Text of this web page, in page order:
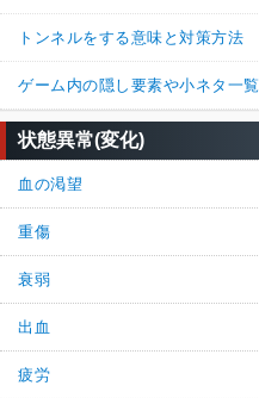
トンネルをする意味と対策方法
ゲーム内の隠し要素や小ネタ一覧
状態異常(変化)
血の渇望
重傷
衰弱
出血
疲労